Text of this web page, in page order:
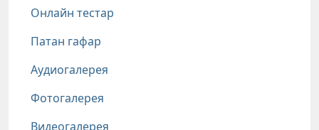
Онлайн тестар
Патан гафар
Аудиогалерея
Фотогалерея
Видеогалерея